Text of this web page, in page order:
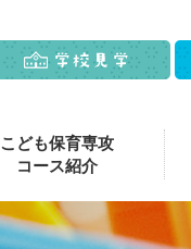
こども保育専攻
コース紹介